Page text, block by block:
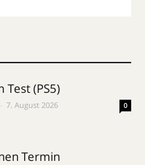
Test (PS5)
7. August 2026 0
Termin